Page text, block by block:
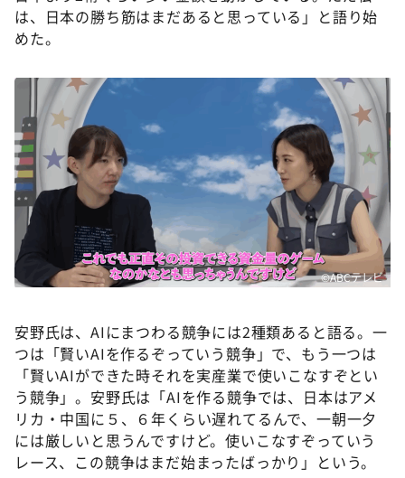
は、日本の勝ち筋はまだあると思っている」と語り始
めた。
©ABCテレビ
安野氏は、AIにまつわる競争には2種類あると語る。一
つは「賢いAIを作るぞっていう競争」で、もう一つは
「賢いAIができた時それを実産業で使いこなすぞとい
う競争」。安野氏は「AIを作る競争では、日本はアメ
リカ・中国に５、６年くらい遅れてるんで、一朝一夕
には厳しいと思うんですけど。使いこなすぞっていう
レース、この競争はまだ始まったばっかり」という。